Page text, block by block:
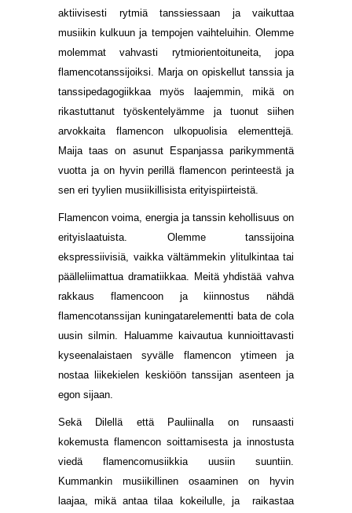
aktiivisesti rytmiä tanssiessaan ja vaikuttaa
musiikin kulkuun ja tempojen vaihteluihin. Olemme
molemmat vahvasti rytmiorientoituneita, jopa
flamencotanssijoiksi. Marja on opiskellut tanssia ja
tanssipedagogiikkaa myös laajemmin, mikä on
rikastuttanut työskentelyämme ja tuonut siihen
arvokkaita flamencon ulkopuolisia elementtejä.
Maija taas on asunut Espanjassa parikymmentä
vuotta ja on hyvin perillä flamencon perinteestä ja
sen eri tyylien musiikillisista erityispiirteistä.
Flamencon voima, energia ja tanssin kehollisuus on
erityislaatuista. Olemme tanssijoina
ekspressiivisiä, vaikka vältämmekin ylitulkintaa tai
päälleliimattua dramatiikkaa. Meitä yhdistää vahva
rakkaus flamencoon ja kiinnostus nähdä
flamencotanssijan kuningatarelementti bata de cola
uusin silmin. Haluamme kaivautua kunnioittavasti
kyseenalaistaen syvälle flamencon ytimeen ja
nostaa liikekielen keskiöön tanssijan asenteen ja
egon sijaan.
Sekä Dilellä että Pauliinalla on runsaasti
kokemusta flamencon soittamisesta ja innostusta
viedä flamencomusiikkia uusiin suuntiin.
Kummankin musiikillinen osaaminen on hyvin
laajaa, mikä antaa tilaa kokeilulle, ja raikastaa